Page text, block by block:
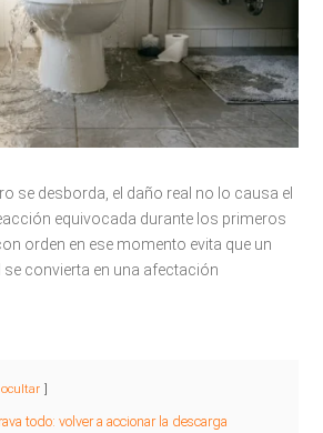
se desborda, el daño real no lo causa el
equivocada durante los primeros
orden en ese momento evita que un
convierta en una afectación
ocultar
todo: volver a accionar la descarga